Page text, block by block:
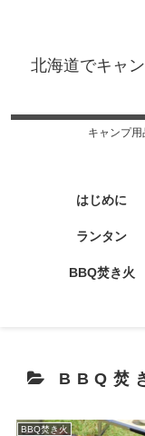
北海道でキャ
キャンプ
はじめに
ランタン
BBQ焚き火
BBQ焚
BBQ焚き火